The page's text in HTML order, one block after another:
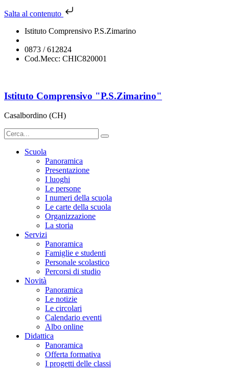
Salta al contenuto
Istituto Comprensivo P.S.Zimarino
0873 / 612824
Cod.Mecc: CHIC820001
Istituto Comprensivo "P.S.Zimarino"
Casalbordino (CH)
Scuola
Panoramica
Presentazione
I luoghi
Le persone
I numeri della scuola
Le carte della scuola
Organizzazione
La storia
Servizi
Panoramica
Famiglie e studenti
Personale scolastico
Percorsi di studio
Novità
Panoramica
Le notizie
Le circolari
Calendario eventi
Albo online
Didattica
Panoramica
Offerta formativa
I progetti delle classi